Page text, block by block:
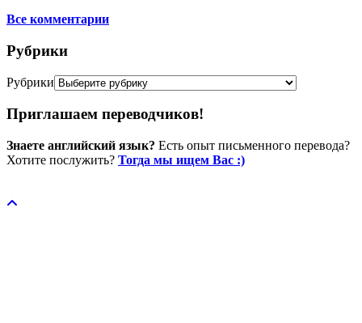
Все комментарии
Рубрики
Рубрики
Приглашаем переводчиков!
Знаете английский язык? Есть опыт письменного перевода?
Хотите послужить? Тогда мы ищем Вас :)